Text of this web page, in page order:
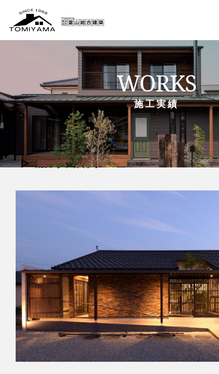
WORKS
施工実績
菜食健美Hachi Bako
観音寺市有明町